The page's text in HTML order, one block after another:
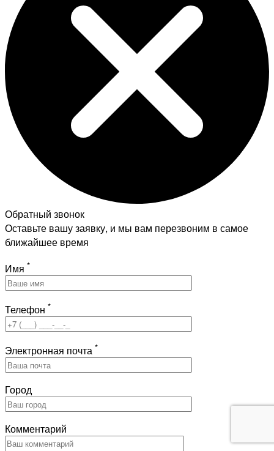
Обратный звонок
Оставьте вашу заявку, и мы вам перезвоним в самое
ближайшее время
Имя *
Телефон *
Электронная почта *
Город
Комментарий